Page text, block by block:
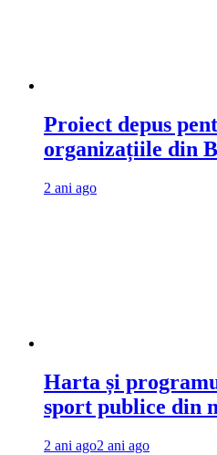
Proiect depus
organizațiile din
2 ani ago
Harta și
sport publice din
2 ani ago2 ani ago